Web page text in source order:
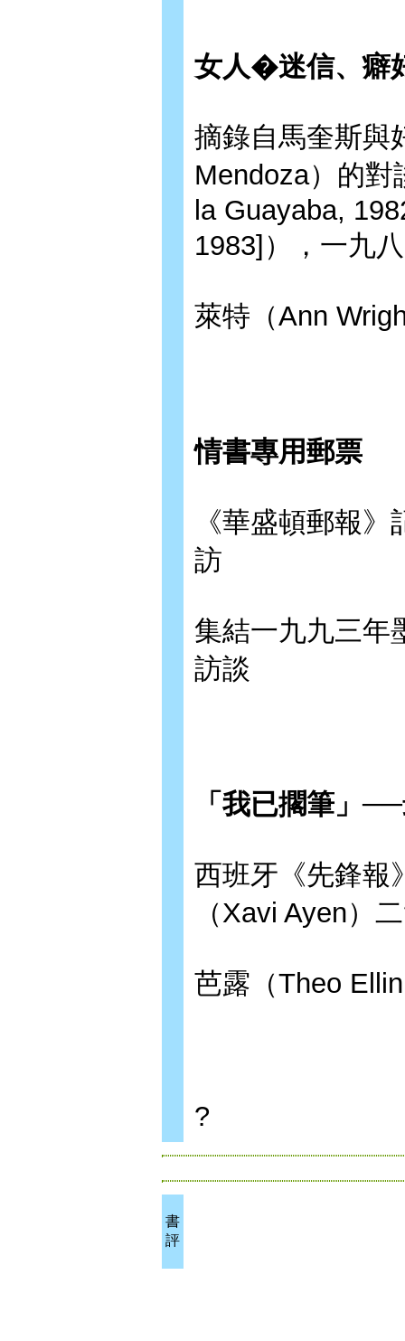
女人�迷信、癖
摘錄自馬奎斯與
Mendoza）的
la Guayaba,
1983]），一九
萊特（Ann
情書專用郵票
《華盛頓郵報
訪
集結一九九三年
訪談
「我已擱筆」
西班牙《先鋒報
（Xavi Ayen）
芭露（Theo
?
書
評